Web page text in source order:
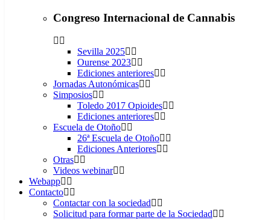
Congreso Internacional de Cannabis
Sevilla 2025
Ourense 2023
Ediciones anteriores
Jornadas Autonómicas
Simposios
Toledo 2017 Opioides
Ediciones anteriores
Escuela de Otoño
26ª Escuela de Otoño
Ediciones Anteriores
Otras
Videos webinar
Webapp
Contacto
Contactar con la sociedad
Solicitud para formar parte de la Sociedad